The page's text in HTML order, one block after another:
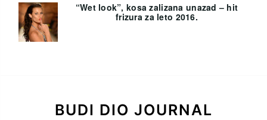
“Wet look”, kosa zalizana unazad – hit
frizura za leto 2016.
BUDI DIO JOURNAL